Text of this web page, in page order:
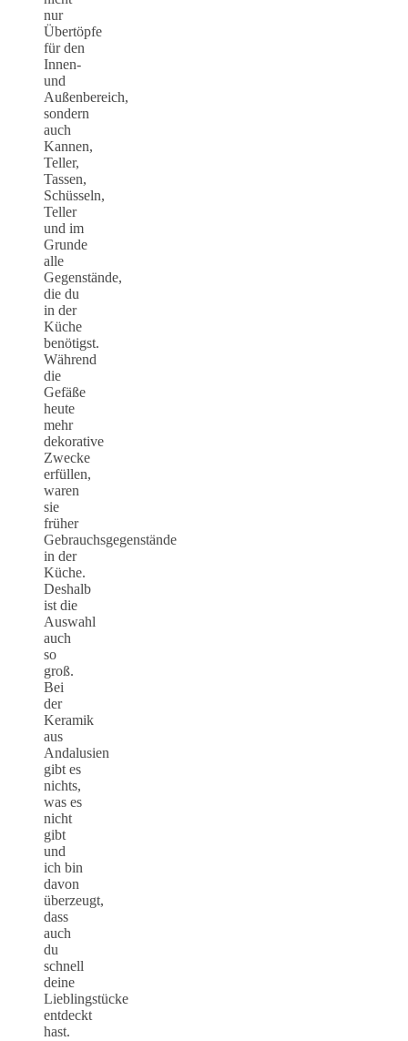
nur
Übertöpfe
für den
Innen-
und
Außenbereich,
sondern
auch
Kannen,
Teller,
Tassen,
Schüsseln,
Teller
und im
Grunde
alle
Gegenstände,
die du
in der
Küche
benötigst.
Während
die
Gefäße
heute
mehr
dekorative
Zwecke
erfüllen,
waren
sie
früher
Gebrauchsgegenstände
in der
Küche.
Deshalb
ist die
Auswahl
auch
so
groß.
Bei
der
Keramik
aus
Andalusien
gibt es
nichts,
was es
nicht
gibt
und
ich bin
davon
überzeugt,
dass
auch
du
schnell
deine
Lieblingstücke
entdeckt
hast.